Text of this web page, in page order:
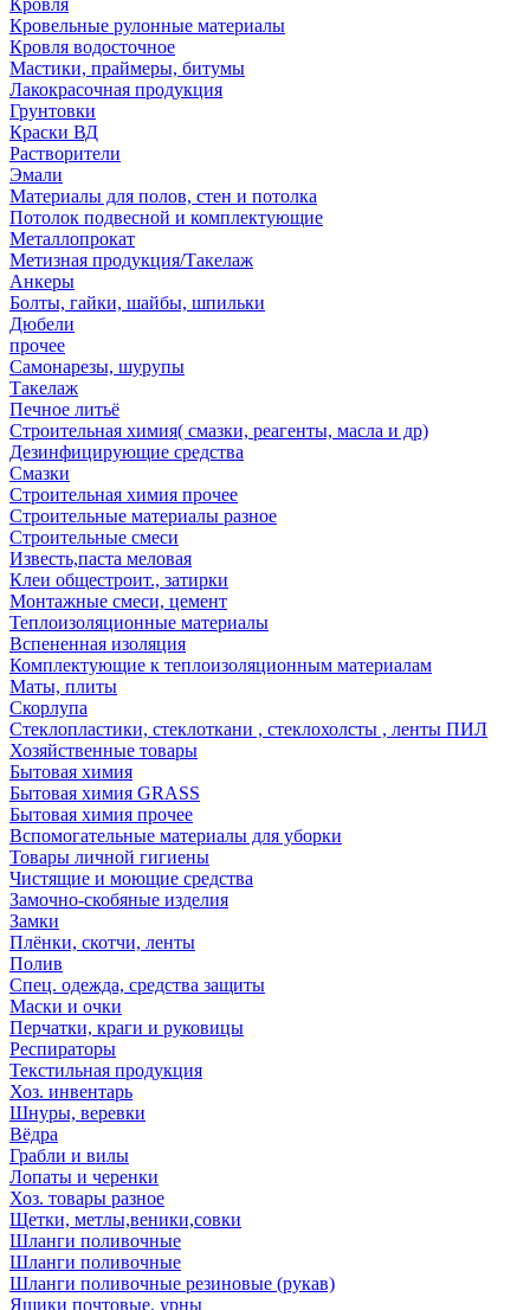
Кровля
Кровельные рулонные материалы
Кровля водосточное
Мастики, праймеры, битумы
Лакокрасочная продукция
Грунтовки
Краски ВД
Растворители
Эмали
Материалы для полов, стен и потолка
Потолок подвесной и комплектующие
Металлопрокат
Метизная продукция/Такелаж
Анкеры
Болты, гайки, шайбы, шпильки
Дюбели
прочее
Самонарезы, шурупы
Такелаж
Печное литьё
Строительная химия( смазки, реагенты, масла и др)
Дезинфицирующие средства
Смазки
Строительная химия прочее
Строительные материалы разное
Строительные смеси
Известь,паста меловая
Клеи общестроит., затирки
Монтажные смеси, цемент
Теплоизоляционные материалы
Вспененная изоляция
Комплектующие к теплоизоляционным материалам
Маты, плиты
Скорлупа
Стеклопластики, стеклоткани , стеклохолсты , ленты ПИЛ
Хозяйственные товары
Бытовая химия
Бытовая химия GRASS
Бытовая химия прочее
Вспомогательные материалы для уборки
Товары личной гигиены
Чистящие и моющие средства
Замочно-скобяные изделия
Замки
Плёнки, скотчи, ленты
Полив
Спец. одежда, средства защиты
Маски и очки
Перчатки, краги и руковицы
Респираторы
Текстильная продукция
Хоз. инвентарь
Шнуры, веревки
Вёдра
Грабли и вилы
Лопаты и черенки
Хоз. товары разное
Щетки, метлы,веники,совки
Шланги поливочные
Шланги поливочные
Шланги поливочные резиновые (рукав)
Ящики почтовые, урны